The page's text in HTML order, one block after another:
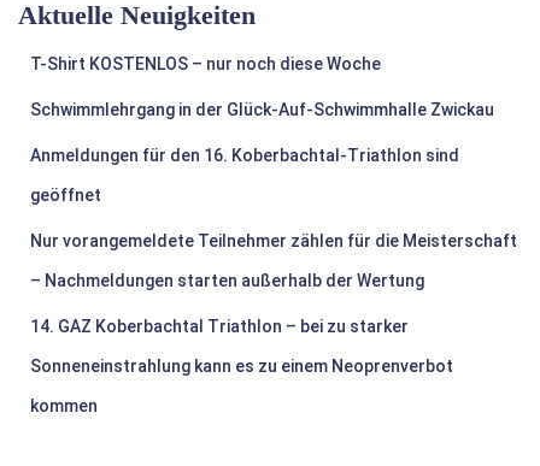
Aktuelle Neuigkeiten
T-Shirt KOSTENLOS – nur noch diese Woche
Schwimmlehrgang in der Glück-Auf-Schwimmhalle Zwickau
Anmeldungen für den 16. Koberbachtal-Triathlon sind
geöffnet
Nur vorangemeldete Teilnehmer zählen für die Meisterschaft
– Nachmeldungen starten außerhalb der Wertung
14. GAZ Koberbachtal Triathlon – bei zu starker
Sonneneinstrahlung kann es zu einem Neoprenverbot
kommen